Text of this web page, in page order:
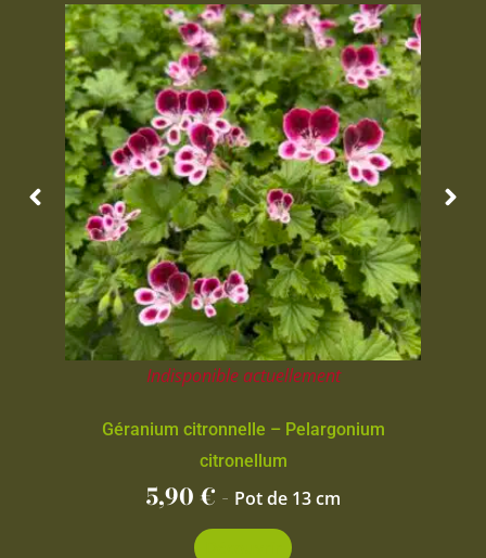
Indisponible actuellement
Géranium citronnelle – Pelargonium
citronellum
5,90€ - Pot de 13 cm